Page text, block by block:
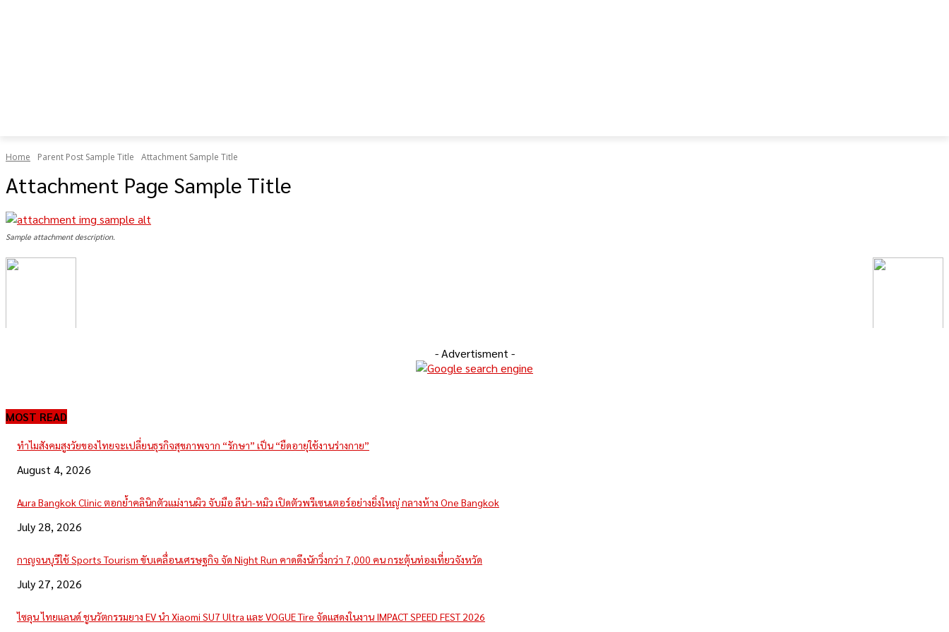
Home Parent Post Sample Title Attachment Sample Title
Attachment Page Sample Title
Sample attachment description.
- Advertisment -
MOST READ
ทำไมสังคมสูงวัยของไทยจะเปลี่ยนธุรกิจสุขภาพจาก “รักษา” เป็น “ยืดอายุใช้งานร่างกาย”
August 4, 2026
Aura Bangkok Clinic ตอกย้ำคลินิกตัวแม่งานผิว จับมือ ลีน่า-หมิว เปิดตัวพรีเซนเตอร์อย่างยิ่งใหญ่ กลางห้าง One Bangkok
July 28, 2026
กาญจนบุรีใช้ Sports Tourism ขับเคลื่อนเศรษฐกิจ จัด Night Run คาดดึงนักวิ่งกว่า 7,000 คน กระตุ้นท่องเที่ยวจังหวัด
July 27, 2026
ไซลุน ไทยแลนด์ ชูนวัตกรรมยาง EV นำ Xiaomi SU7 Ultra และ VOGUE Tire จัดแสดงในงาน IMPACT SPEED FEST 2026